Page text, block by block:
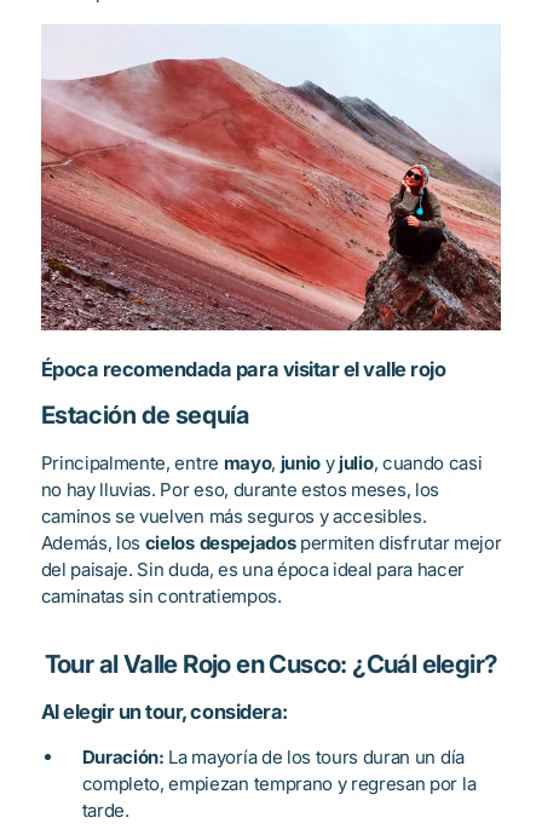
Época recomendada para visitar el valle rojo
Estación de sequía
Principalmente, entre mayo, junio yjulio, cuando casi
no hay lluvias. Por eso, durante estos meses, los
caminos se vuelven más seguros y accesibles.
Además, los cielos despejadospermiten disfrutar mejor
del paisaje. Sin duda, es una época ideal para hacer
caminatas sin contratiempos.
Tour al Valle Rojo en Cusco: ¿Cuál elegir?
Al elegir un tour, considera:
Duración: La mayoría de los tours duran un día
completo, empiezan temprano y regresan por la
tarde.